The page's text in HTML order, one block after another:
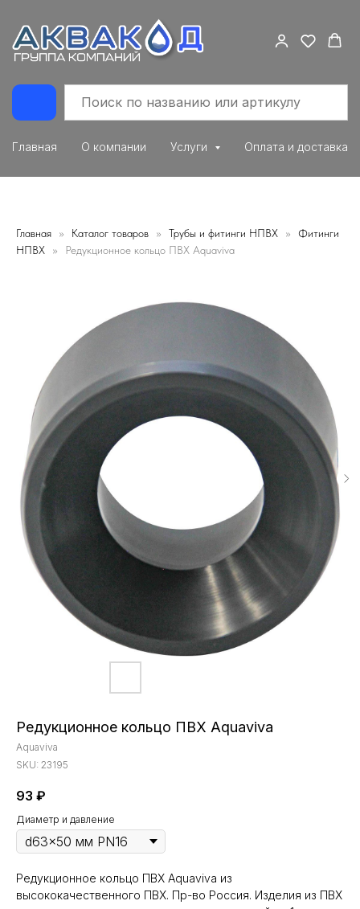
Главная О компании Услуги Оплата и доставка
Главная Каталог товаров Трубы и фитинги НПВХ
Фитинги
НПВХ
Редукционное кольцо ПВХ Aquaviva
Редукционное кольцо ПВХ Aquaviva
Aquaviva
SKU: 23195
93 ₽
Диаметр и давление
Редукционное кольцо ПВХ Aquaviva из
высококачественного ПВХ. Пр-во Россия. Изделия из ПВХ